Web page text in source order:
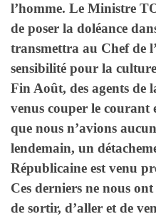
l’homme. Le Ministre
de poser la doléance
transmettra au Chef de
sensibilité pour la
Fin Août, des agents de
venus couper le courant
que nous n’avions
lendemain, un
Républicaine est venu
Ces derniers ne nous
de sortir, d’aller et de